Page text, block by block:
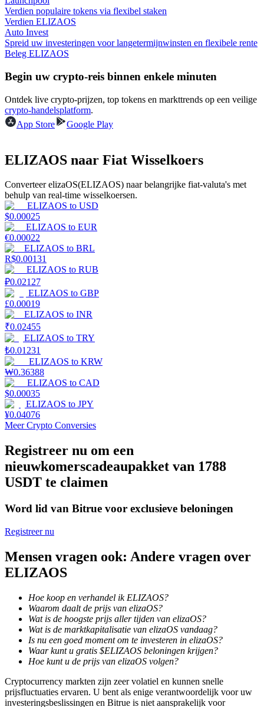
Handelsstrategieën
Leer hoe u winstgevend kunt blijven
Verdienen
Macht varkentje
Verdien dagelijks competitieve beloningen
Uitzetten
Hoog rendement en directe toegang
Launchpool
Flexibel staken om populaire tokens te verdienen.
Verdien populaire tokens via flexibel staken
Verdien ELIZAOS
Auto Invest
Spreid uw investeringen voor langetermijnwinsten en flexibele rente
Beleg ELIZAOS
Begin uw crypto-reis binnen enkele minuten
Ontdek live crypto-prijzen, top tokens en markttrends op een veilige
crypto-handelsplatform.
App Store
Google Play
ELIZAOS naar Fiat Wisselkoers
Converteer elizaOS(ELIZAOS) naar belangrijke fiat-valuta's met
behulp van real-time wisselkoersen.
ELIZAOS to USD
$0.00025
ELIZAOS to EUR
€0.00022
ELIZAOS to BRL
R$0.00131
ELIZAOS to RUB
₽0.02127
ELIZAOS to GBP
£0.00019
ELIZAOS to INR
₹0.02455
ELIZAOS to TRY
₺0.01231
ELIZAOS to KRW
₩0.36388
ELIZAOS to CAD
$0.00035
ELIZAOS to JPY
¥0.04076
Meer Crypto Conversies
Registreer nu om een
nieuwkomerscadeaupakket van 1788
USDT te claimen
Word lid van Bitrue voor exclusieve beloningen
Registreer nu
Mensen vragen ook: Andere vragen over
ELIZAOS
Hoe koop en verhandel ik ELIZAOS?
Waarom daalt de prijs van elizaOS?
Wat is de hoogste prijs aller tijden van elizaOS?
Wat is de marktkapitalisatie van elizaOS vandaag?
Is nu een goed moment om te investeren in elizaOS?
Waar kunt u gratis $ELIZAOS beloningen krijgen?
Hoe kunt u de prijs van elizaOS volgen?
Cryptocurrency markten zijn zeer volatiel en kunnen snelle
prijsfluctuaties ervaren. U bent als enige verantwoordelijk voor uw
investeringsbeslissingen en Bitrue is niet aansprakelijk voor